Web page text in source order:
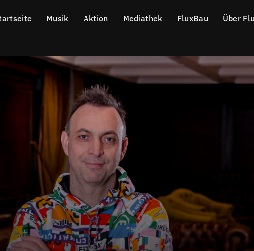
Musik Aktion Mediathek FluxBau Über